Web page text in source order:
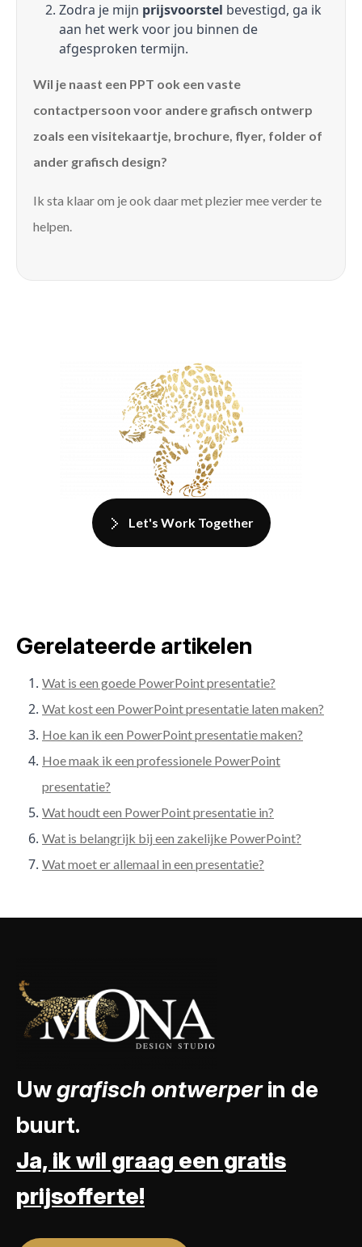
Zodra je mijn prijsvoorstel bevestigd, ga ik
aan het werk voor jou binnen de
afgesproken termijn.
Wil je naast een PPT ook een vaste
contactpersoon voor andere grafisch ontwerp
zoals een visitekaartje, brochure, flyer, folder of
ander grafisch design?
Ik sta klaar om je ook daar met plezier mee verder te
helpen.
Let's Work Together
Gerelateerde artikelen
Wat is een goede PowerPoint presentatie?
Wat kost een PowerPoint presentatie laten maken?
Hoe kan ik een PowerPoint presentatie maken?
Hoe maak ik een professionele PowerPoint
presentatie?
Wat houdt een PowerPoint presentatie in?
Wat is belangrijk bij een zakelijke PowerPoint?
Wat moet er allemaal in een presentatie?
Uwgrafisch ontwerperin de
buurt.
Ja, ik wil graag een gratis
prijsofferte!